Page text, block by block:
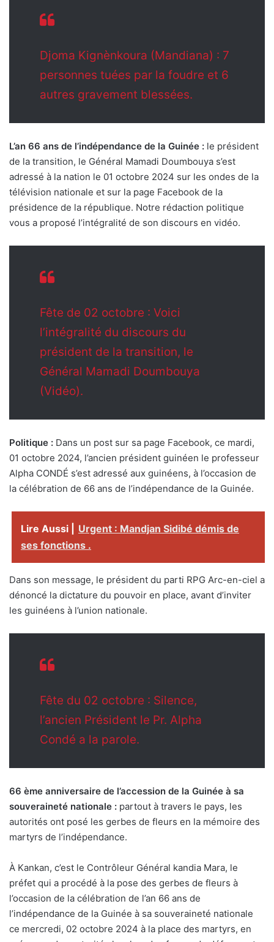
Djoma Kignènkoura (Mandiana) : 7
personnes tuées par la foudre et 6
autres gravement blessées.
L’an 66 ans de l’indépendance de la Guinée : le président
de la transition, le Général Mamadi Doumbouya s’est
adressé à la nation le 01 octobre 2024 sur les ondes de la
télévision nationale et sur la page Facebook de la
présidence de la république. Notre rédaction politique
vous a proposé l’intégralité de son discours en vidéo.
Fête de 02 octobre : Voici
l’intégralité du discours du
président de la transition, le
Général Mamadi Doumbouya
(Vidéo).
Politique : Dans un post sur sa page Facebook, ce mardi,
01 octobre 2024, l’ancien président guinéen le professeur
Alpha CONDÉ s’est adressé aux guinéens, à l’occasion de
la célébration de 66 ans de l’indépendance de la Guinée.
Lire Aussi |
Urgent : Mandjan Sidibé démis de
ses fonctions .
Dans son message, le président du parti RPG Arc-en-ciel a
dénoncé la dictature du pouvoir en place, avant d’inviter
les guinéens à l’union nationale.
Fête du 02 octobre : Silence,
l’ancien Président le Pr. Alpha
Condé a la parole.
66 ème anniversaire de l’accession de la Guinée à sa
souveraineté nationale : partout à travers le pays, les
autorités ont posé les gerbes de fleurs en la mémoire des
martyrs de l’indépendance.
À Kankan, c’est le Contrôleur Général kandia Mara, le
préfet qui a procédé à la pose des gerbes de fleurs à
l’occasion de la célébration de l’an 66 ans de
l’indépendance de la Guinée à sa souveraineté nationale
ce mercredi, 02 octobre 2024 à la place des martyrs, en